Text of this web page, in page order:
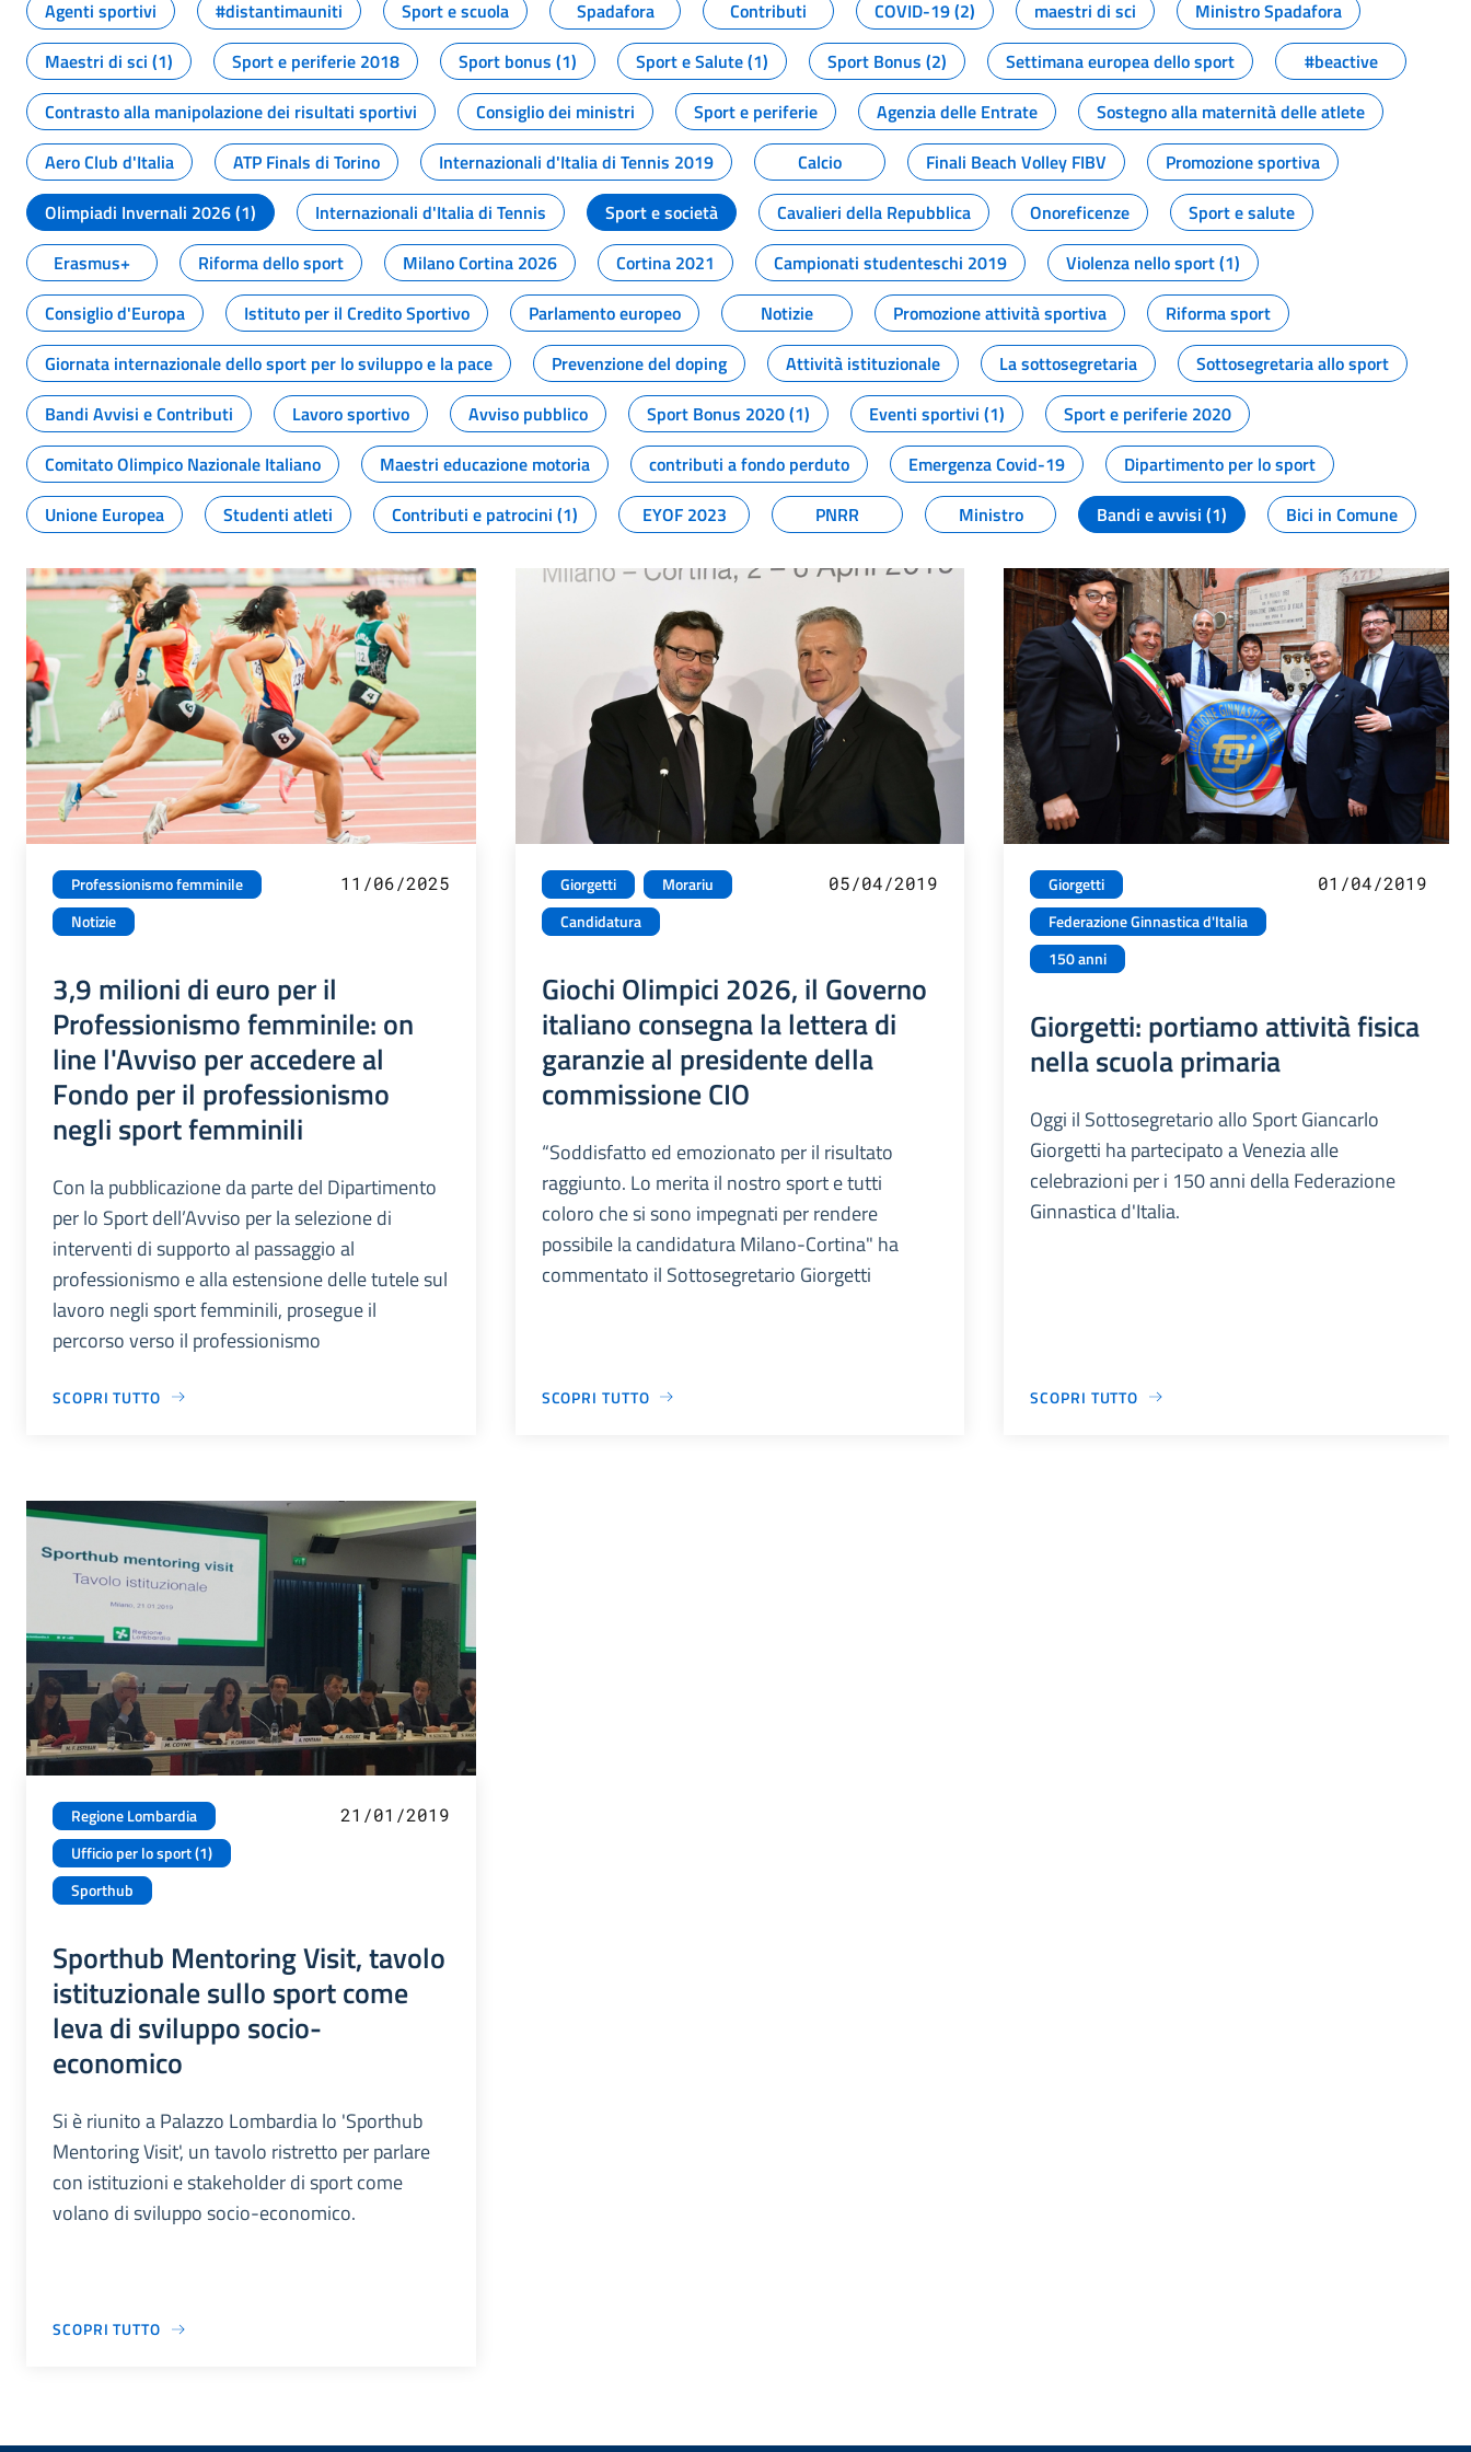
Agenti sportivi
#distantimauniti Sport e scuola Spadafora Contributi COVID-19 (2) maestri di sci
Ministro Spadafora
Maestri di sci (1)
Sport e periferie 2018 Sport bonus (1) Sport e Salute (1) Sport Bonus (2) Settimana europea dello sport
#beactive
Contrasto alla manipolazione dei risultati sportivi
Consiglio dei ministri Sport e periferie Agenzia delle Entrate
Sostegno alla maternità delle atlete
Aero Club d'Italia
ATP Finals di Torino Internazionali d'Italia di Tennis 2019 Calcio Finali Beach Volley FIBV
Promozione sportiva
Olimpiadi Invernali 2026 (1)
Internazionali d'Italia di Tennis Sport e società Cavalieri della Repubblica Onoreficenze
Sport e salute
Erasmus+
Riforma dello sport Milano Cortina 2026 Cortina 2021 Campionati studenteschi 2019
Violenza nello sport (1)
Consiglio d'Europa
Istituto per il Credito Sportivo Parlamento europeo Notizie Promozione attività sportiva
Riforma sport
Giornata internazionale dello sport per lo sviluppo e la pace
Prevenzione del doping Attività istituzionale La sottosegretaria
Sottosegretaria allo sport
Bandi Avvisi e Contributi
Lavoro sportivo Avviso pubblico Sport Bonus 2020 (1) Eventi sportivi (1)
Sport e periferie 2020
Comitato Olimpico Nazionale Italiano
Maestri educazione motoria contributi a fondo perduto Emergenza Covid-19
Dipartimento per lo sport
Unione Europea
Studenti atleti Contributi e patrocini (1) EYOF 2023 PNRR Ministro Bandi e avvisi (1) Bici in Comune
Professionismo femminile
Notizie
11/06/2025
3,9 milioni di euro per il
Professionismo femminile: on
line l'Avviso per accedere al
Fondo per il professionismo
negli sport femminili
Con la pubblicazione da parte del Dipartimento
per lo Sport dell’Avviso per la selezione di
interventi di supporto al passaggio al
professionismo e alla estensione delle tutele sul
lavoro negli sport femminili, prosegue il
percorso verso il professionismo
SCOPRI TUTTO
Giorgetti
Morariu
Candidatura
05/04/2019
Giochi Olimpici 2026, il Governo
italiano consegna la lettera di
garanzie al presidente della
commissione CIO
“Soddisfatto ed emozionato per il risultato
raggiunto. Lo merita il nostro sport e tutti
coloro che si sono impegnati per rendere
possibile la candidatura Milano-Cortina" ha
commentato il Sottosegretario Giorgetti
SCOPRI TUTTO
Giorgetti
Federazione Ginnastica d'Italia
150 anni
01/04/2019
Giorgetti: portiamo attività fisica
nella scuola primaria
Oggi il Sottosegretario allo Sport Giancarlo
Giorgetti ha partecipato a Venezia alle
celebrazioni per i 150 anni della Federazione
Ginnastica d'Italia.
SCOPRI TUTTO
Regione Lombardia
Ufficio per lo sport (1)
Sporthub
21/01/2019
Sporthub Mentoring Visit, tavolo
istituzionale sullo sport come
leva di sviluppo socio-
economico
Si è riunito a Palazzo Lombardia lo 'Sporthub
Mentoring Visit', un tavolo ristretto per parlare
con istituzioni e stakeholder di sport come
volano di sviluppo socio-economico.
SCOPRI TUTTO